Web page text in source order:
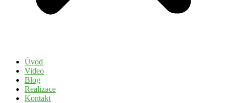
Úvod
Video
Blog
Realizace
Kontakt